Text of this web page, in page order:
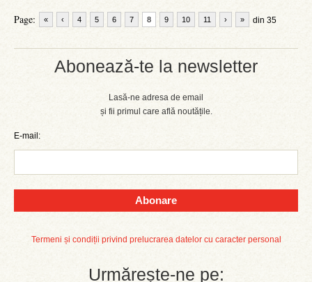
Abonează-te la newsletter
Lasă-ne adresa de email
și fii primul care află noutățile.
E-mail:
Abonare
Termeni și condiții privind prelucrarea datelor cu caracter personal
Urmărește-ne pe:
Page: « ‹ 4 5 6 7 8 9 10 11 din 35
› »